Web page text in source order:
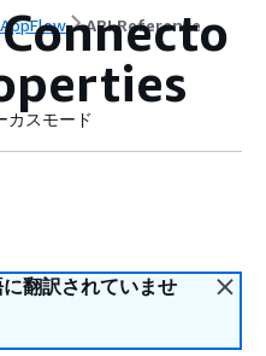
API Reference
カスモード
翻訳されていませ